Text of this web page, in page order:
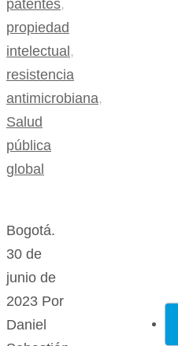
patentes,
propiedad
intelectual,
resistencia
antimicrobiana,
Salud
pública
global
Bogotá.
30 de
junio de
2023 Por
Daniel